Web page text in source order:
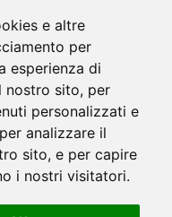
e altre
per
esperienza di
nostro sito, per
personalizzati e
analizzare il
sito, e per capire
i nostri visitatori.
è stata la
costo una
al lavoro delle
immagine forte,
passione che ci
figura, il maestro
deve
adoperando, e